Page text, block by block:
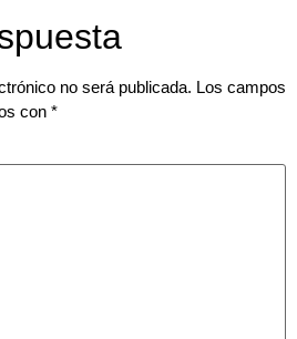
no será publicada. Los campos
con *